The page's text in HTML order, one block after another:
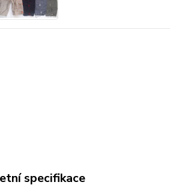
specifikace